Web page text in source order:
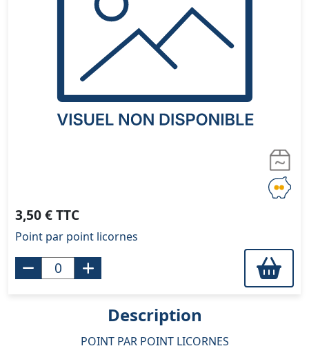
3,50 € TTC
Point par point licornes
Description
POINT PAR POINT LICORNES